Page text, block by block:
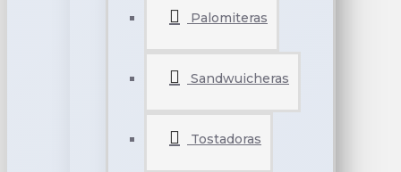
Palomiteras
Sandwuicheras
Tostadoras